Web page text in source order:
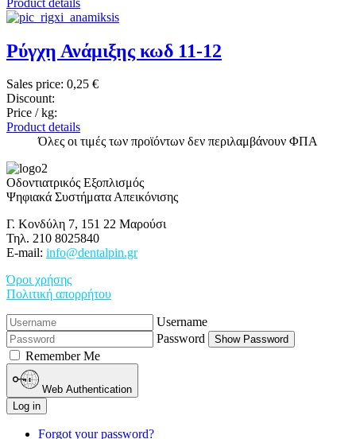
Ρύγχη Ανάμιξης κωδ 11-12
Sales price: 0,25 €
Discount:
Price / kg:
Product details
Όλες οι τιμές των προϊόντων δεν περιλαμβάνουν ΦΠΑ
Οδοντιατρικός Εξοπλισμός
Ψηφιακά Συστήματα Απεικόνισης
Γ. Κονδύλη 7, 151 22 Μαρούσι
Τηλ. 210 8025840
E-mail: info@dentalpin.gr
Όροι χρήσης
Πολιτική απορρήτου
Username
Password
Show Password
Remember Me
Web Authentication
Log in
Forgot your password?